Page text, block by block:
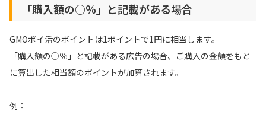
無料
即日還元
クレジットカード
暮らし
引っ越し
「購入額の○％」と記載がある場合
GMOポイ活のポイントは1ポイントで1円に相当します。
「購入額の○％」と記載がある広告の場合、ご購入の金額をもと
に算出した相当額のポイントが加算されます。
例：